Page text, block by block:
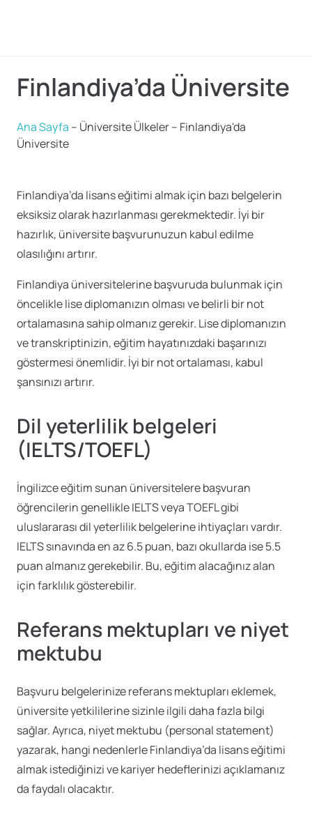
Finlandiya’da Üniversite
Ana Sayfa – Üniversite Ülkeler– Finlandiya'da
Üniversite
Finlandiya’da lisans eğitimi almak için bazı belgelerin
eksiksiz olarak hazırlanması gerekmektedir. İyi bir
hazırlık, üniversite başvurunuzun kabul edilme
olasılığını artırır.
Finlandiya üniversitelerine başvuruda bulunmak için
öncelikle lise diplomanızın olması ve belirli bir not
ortalamasına sahip olmanız gerekir. Lise diplomanızın
ve transkriptinizin, eğitim hayatınızdaki başarınızı
göstermesi önemlidir. İyi bir not ortalaması, kabul
şansınızı artırır.
Dil yeterlilik belgeleri
(IELTS/TOEFL)
İngilizce eğitim sunan üniversitelere başvuran
öğrencilerin genellikle IELTS veya TOEFL gibi
uluslararası dil yeterlilik belgelerine ihtiyaçları vardır.
IELTS sınavında en az 6.5 puan, bazı okullarda ise 5.5
puan almanız gerekebilir. Bu, eğitim alacağınız alan
için farklılık gösterebilir.
Referans mektupları ve niyet
mektubu
Başvuru belgelerinize referans mektupları eklemek,
üniversite yetkililerine sizinle ilgili daha fazla bilgi
sağlar. Ayrıca, niyet mektubu (personal statement)
yazarak, hangi nedenlerle Finlandiya’da lisans eğitimi
almak istediğinizi ve kariyer hedeflerinizi açıklamanız
da faydalı olacaktır.